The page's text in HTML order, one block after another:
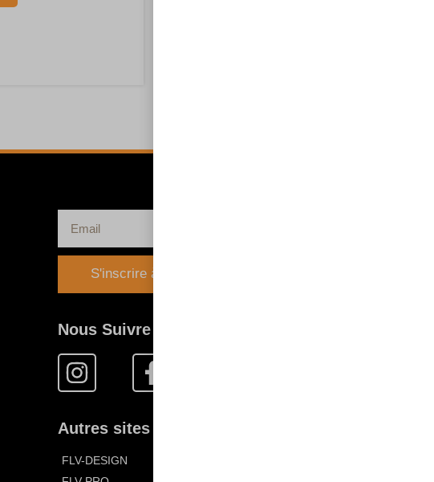
S'inscrire à la newsletter
Nous Suivre
Autres sites FLV :
FLV-DESIGN